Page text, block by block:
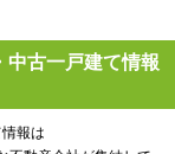
中古一戸建て情報
報は